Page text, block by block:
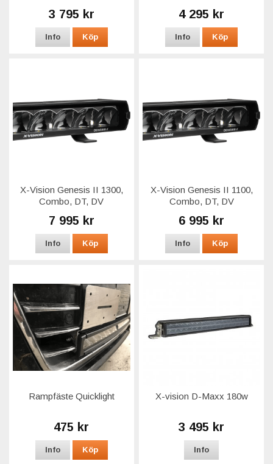
3 795 kr
Info Köp
4 295 kr
Info Köp
X-Vision Genesis II 1300,
Combo, DT, DV
7 995 kr
Info Köp
X-Vision Genesis II 1100,
Combo, DT, DV
6 995 kr
Info Köp
Rampfäste Quicklight
475 kr
Info Köp
X-vision D-Maxx 180w
3 495 kr
Info